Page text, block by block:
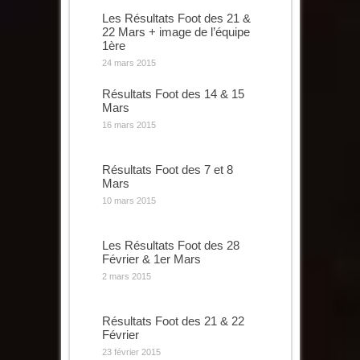
Les Résultats Foot des 21 &
22 Mars + image de l’équipe
1ère
24 mars 2015
Résultats Foot des 14 & 15
Mars
16 mars 2015
Résultats Foot des 7 et 8
Mars
10 mars 2015
Les Résultats Foot des 28
Février & 1er Mars
2 mars 2015
Résultats Foot des 21 & 22
Février
23 février 2015